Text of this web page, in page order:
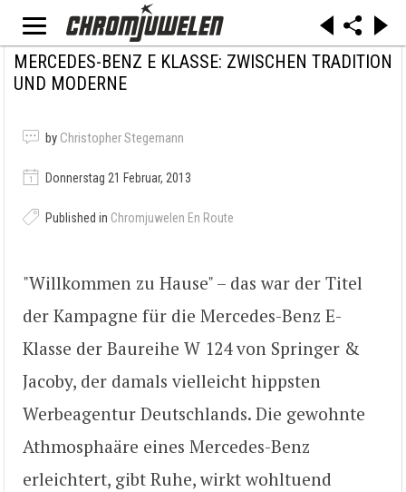
MERCEDES-BENZ E KLASSE: ZWISCHEN TRADITION
UND MODERNE
by Christopher Stegemann
Donnerstag 21 Februar, 2013
Published in Chromjuwelen En Route
"Willkommen zu Hause" – das war der Titel
der Kampagne für die Mercedes-Benz E-
Klasse der Baureihe W 124 von Springer &
Jacoby, der damals vielleicht hippsten
Werbeagentur Deutschlands. Die gewohnte
Athmosphaäre eines Mercedes-Benz
erleichtert, gibt Ruhe, wirkt wohltuend